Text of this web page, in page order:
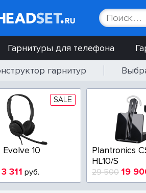
Гарнитуры для телефона
гарнитур
SALE
Evolve 10
3 311 руб.
Plantronics
HL10/S
29 500 19